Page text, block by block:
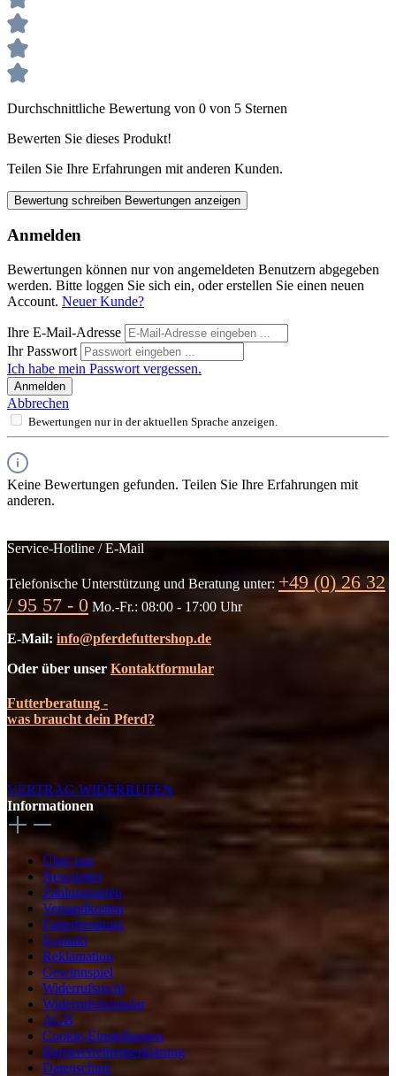
Durchschnittliche Bewertung von 0 von 5 Sternen
Bewerten Sie dieses Produkt!
Teilen Sie Ihre Erfahrungen mit anderen Kunden.
Bewertung schreiben Bewertungen anzeigen
Anmelden
Bewertungen können nur von angemeldeten Benutzern abgegeben
werden. Bitte loggen Sie sich ein, oder erstellen Sie einen neuen
Account. Neuer Kunde?
Ihre E-Mail-Adresse
Ihr Passwort
Ich habe mein Passwort vergessen.
Anmelden
Abbrechen
Bewertungen nur in der aktuellen Sprache anzeigen.
Keine Bewertungen gefunden. Teilen Sie Ihre Erfahrungen mit
anderen.
Service-Hotline / E-Mail
Telefonische Unterstützung und Beratung unter: +49 (0) 26 32
/ 95 57 - 0 Mo.-Fr.: 08:00 - 17:00 Uhr
E-Mail: info@pferdefuttershop.de
Oder über unser Kontaktformular
Futterberatung -
was braucht dein Pferd?
VERTRAG WIDERRUFEN
Informationen
Über uns
Newsletter
Zahlungsarten
Versandkosten
Futterberatung
Kontakt
Reklamation
Gewinnspiel
Widerrufsrecht
Widerrufsformular
AGB
Cookie-Einstellungen
Barrierefreiheitserklärung
Datenschutz